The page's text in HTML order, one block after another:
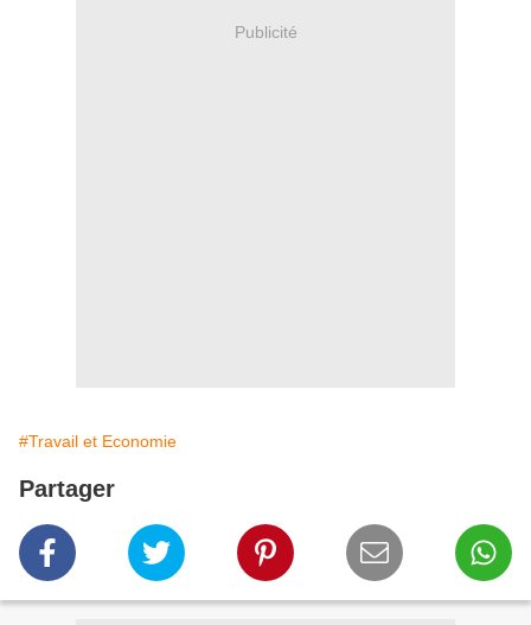
Publicité
#Travail et Economie
Partager